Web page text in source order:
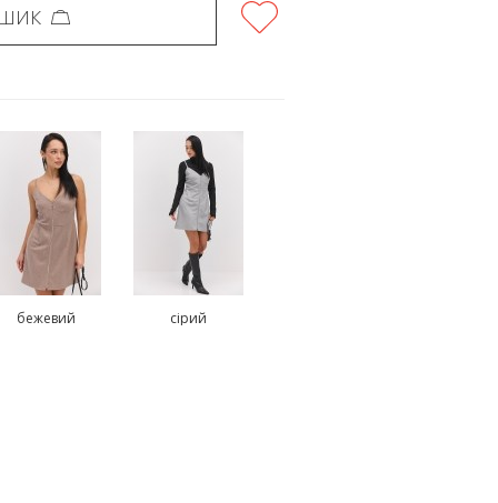
бежевий сірий